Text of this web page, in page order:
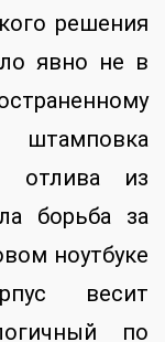
решения
явно не в
отлива из
борьба за
ноутбуке
весит
по